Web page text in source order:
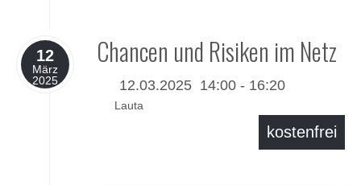
12
März
2025
Chancen und Risiken im Netz
12.03.2025 14:00- 16:20
Lauta
kostenfrei